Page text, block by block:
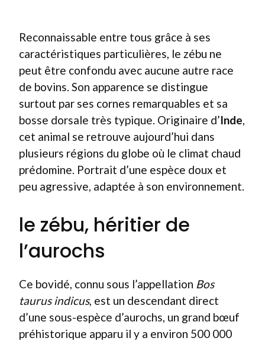
Reconnaissable entre tous grâce à ses
caractéristiques particulières, le zébu ne
peut être confondu avec aucune autre race
de bovins. Son apparence se distingue
surtout par ses cornes remarquables et sa
bosse dorsale très typique. Originaire d’Inde,
cet animal se retrouve aujourd’hui dans
plusieurs régions du globe où le climat chaud
prédomine. Portrait d’une espèce doux et
peu agressive, adaptée à son environnement.
le zébu, héritier de
l’aurochs
Ce bovidé, connu sous l’appellation Bos
taurus indicus, est un descendant direct
d’une sous-espèce d’aurochs, un grand bœuf
préhistorique apparu il y a environ 500 000